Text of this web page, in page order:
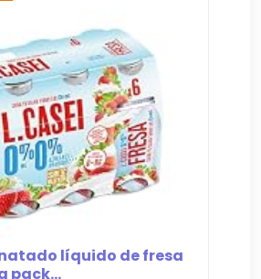
líquido de fresa
pack...